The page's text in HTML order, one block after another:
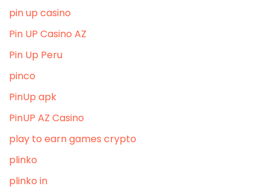
pin up casino
Pin UP Casino AZ
Pin Up Peru
pinco
PinUp apk
PinUP AZ Casino
play to earn games crypto
plinko
plinko in